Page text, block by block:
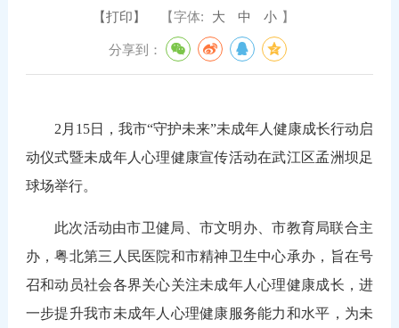
【打印】 【字体: 大 中 小 】
分享到：
2 月15日
，我市“守护未来”未成年人健康成长行动启
动仪式暨未成年人心理健康宣传活动在武江区孟洲坝足
球场举行。
此次活动由市卫健局、市文明办、市教育局联合主
办，粤北第三人民医院和市精神卫生中心承办，旨在号
召和动员社会各界关心关注未成年人心理健康成长，进
一步提升我市未成年人心理健康服务能力和水平，为未